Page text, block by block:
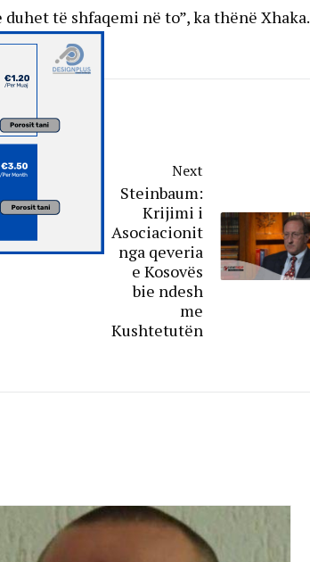
të shfaqemi në to”, ka thënë Xhaka.
Next
Steinbaum:
Krijimi i
Asociacionit
nga qeveria
e Kosovës
bie ndesh
me
Kushtetutën